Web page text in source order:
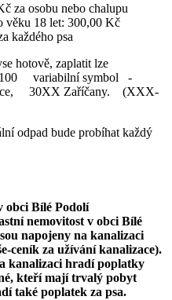
za osobu nebo chalupu
věku 18 let: 300,00 Kč
každého psa
hotově, zaplatit lze
variabilní symbol -
30XX Zaříčany. (XXX-
odpad bude probíhat každý
obci Bílé Podolí
nemovitost v obci Bílé
napojeny na kanalizaci
ceník za užívání kanalizace).
kanalizaci hradí poplatky
kteří mají trvalý pobyt
také poplatek za psa.